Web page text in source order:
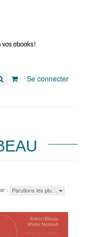
Se connecter
: Parutions les plu…